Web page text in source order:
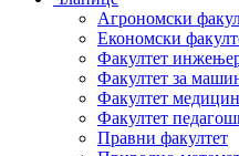
Агрономски
Економски
Факултет
Факултет за
Факултет
Факултет
Правни факултет